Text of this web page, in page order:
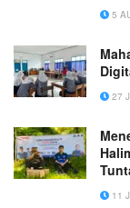
5
27
11